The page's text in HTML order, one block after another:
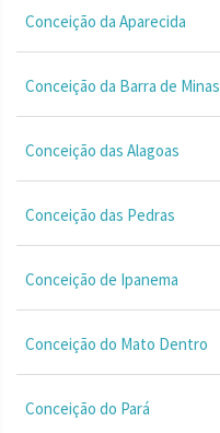
Conceição da Aparecida
Conceição da Barra de Minas
Conceição das Alagoas
Conceição das Pedras
Conceição de Ipanema
Conceição do Mato Dentro
Conceição do Pará